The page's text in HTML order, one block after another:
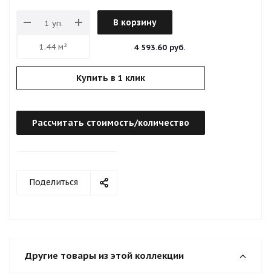
В корзину
4 593.60 руб.
Купить в 1 клик
Рассчитать стоимость/количество
Поделиться
Другие товары из этой коллекции